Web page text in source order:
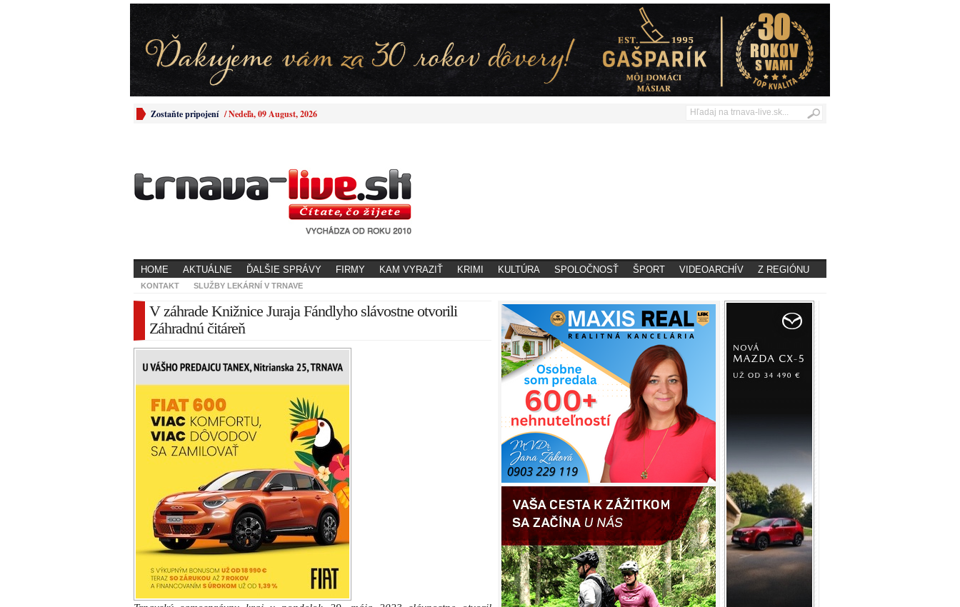
Zostaňte pripojení /Nedeľa, 09 August, 2026
HOME AKTUÁLNE ĎALŠIE SPRÁVY FIRMY KAM VYRAZIŤ KRIMI KULTÚRA SPOLOČNOSŤ ŠPORT VIDEOARCHÍV Z REGIÓNU
KONTAKT SLUŽBY LEKÁRNÍ V TRNAVE
V záhrade Knižnice Juraja Fándlyho slávostne otvorili
Záhradnú čitáreň
Trnavský samosprávny kraj v pondelok 29. mája 2023 slávnostne otvoril
novopostavenú Záhradnú čitáreň v areáli Knižnice Juraja Fándlyho v Trnave,
ktorej je zriaďovateľom. Súčasťou nového priestoru, ktorý bude slúžiť verejnosti
aj na vzdelávacie a spoločenské aktivity je revitalizovaná záhrada, prepojená
formou mostíka cez Trnávku s Ružovým parkom. Trnavská župa do výstavby
budovy a stavebných prác zo svojho rozpočtu vyčlenila 448-tisíc eur.
„Staré betónové garáže v areáli našej najväčšej knižnice sme nahradili novou
modernou budovou Záhradnej čitárne. Okrem toho, sme investovali aj do
revitalizácie celého areálu knižnice, ktorý je zároveň prepojený s Ružovým
parkom formou mostíka cez Trnávku, o čo sa postaralo mesto Trnava.
Návštevníci knižnice tu nájdu moderný priestor, ktorý bude slúžiť na kultúrne a
spoločenské podujatia, rovnako na koncerty a diskusie s autormi. Verím, že celý
areál sa bude ľuďom páčiť a knižnici pribudnú noví čitatelia,“
fontána od známeho slovenského sochára Jána Koniarka.